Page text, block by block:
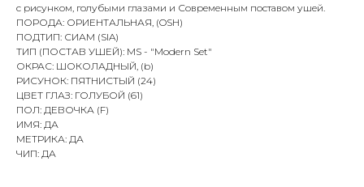
с рисунком, голубыми глазами и Современным поставом ушей.
ПОРОДА: ОРИЕНТАЛЬНАЯ, (OSH)
ПОДТИП: СИАМ (SIA)
ТИП (ПОСТАВ УШЕЙ): MS - "Modern Set"
ОКРАС: ШОКОЛАДНЫЙ, (b)
РИСУНОК: ПЯТНИСТЫЙ (24)
ЦВЕТ ГЛАЗ: ГОЛУБОЙ (61)
ПОЛ: ДЕВОЧКА (F)
ИМЯ: ДА
МЕТРИКА: ДА
ЧИП: ДА